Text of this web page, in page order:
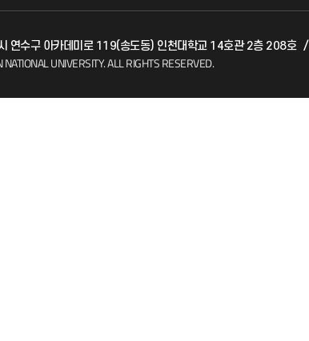
자주 묻는 질문(FAQ) 산학협력단
연수구 아카데미로 119(송도동) 인천대학교 14호관 2층 208호 /
UNIVERSITY.ALL RIGHTS RESERVED.